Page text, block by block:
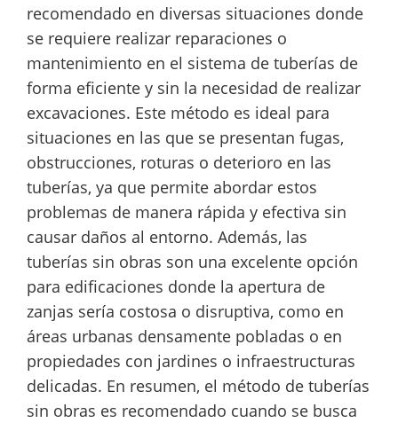
recomendado en diversas situaciones donde
se requiere realizar reparaciones o
mantenimiento en el sistema de tuberías de
forma eficiente y sin la necesidad de realizar
excavaciones. Este método es ideal para
situaciones en las que se presentan fugas,
obstrucciones, roturas o deterioro en las
tuberías, ya que permite abordar estos
problemas de manera rápida y efectiva sin
causar daños al entorno. Además, las
tuberías sin obras son una excelente opción
para edificaciones donde la apertura de
zanjas sería costosa o disruptiva, como en
áreas urbanas densamente pobladas o en
propiedades con jardines o infraestructuras
delicadas. En resumen, el método de tuberías
sin obras es recomendado cuando se busca